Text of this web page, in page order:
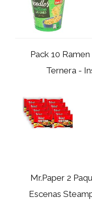
Pack 10
Ternera -
Mr.Paper 2
Escenas